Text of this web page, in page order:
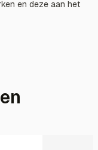
en deze aan het